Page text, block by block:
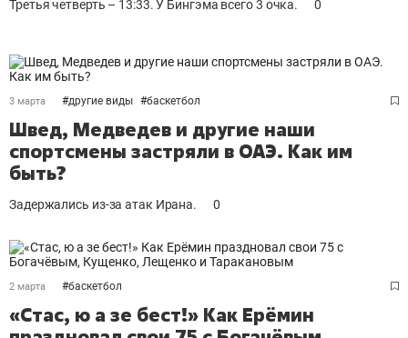
Третья четверть – 13:33. У Бингэма всего 3 очка. 0
3 марта #другие виды #баскетбол
Швед, Медведев и другие наши
спортсмены застряли в ОАЭ. Как им
быть?
Задержались из-за атак Ирана. 0
2 марта #баскетбол
«Стас, ю а зе бест!» Как Ерёмин